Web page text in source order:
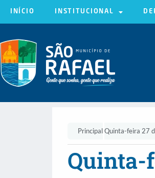
INÍCIO INSTITUCIONAL
PrincipalQuinta-feira 27
Quinta-